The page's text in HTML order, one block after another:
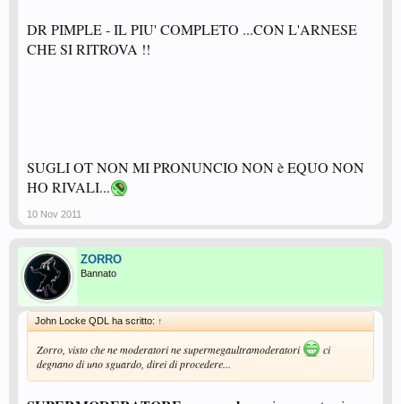
DR PIMPLE - IL PIU' COMPLETO ...CON L'ARNESE
CHE SI RITROVA !!
SUGLI OT NON MI PRONUNCIO NON è EQUO NON
HO RIVALI...
10 Nov 2011
ZORRO
Bannato
John Locke QDL ha scritto: ↑
Zorro, visto che ne moderatori ne supermegaultramoderatori
ci
degnano di uno sguardo, direi di procedere...